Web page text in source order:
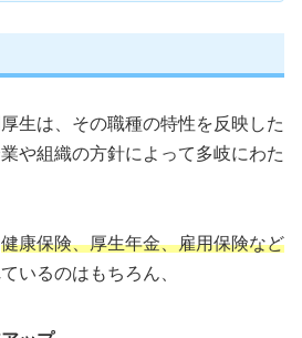
生は、その職種の特性を反映した
や組織の方針によって多岐にわた
健康保険、厚生年金、雇用保険など
いるのはもちろん、